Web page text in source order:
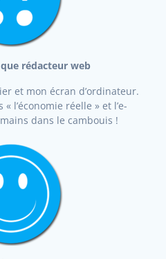
que rédacteur web
et mon écran d’ordinateur.
l’économie réelle » et l’e-
dans le cambouis !